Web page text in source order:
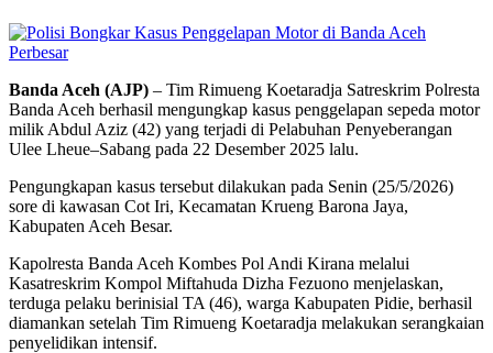
Perbesar
Banda Aceh (AJP) – Tim Rimueng Koetaradja Satreskrim Polresta
Banda Aceh berhasil mengungkap kasus penggelapan sepeda motor
milik Abdul Aziz (42) yang terjadi di Pelabuhan Penyeberangan
Ulee Lheue–Sabang pada 22 Desember 2025 lalu.
Pengungkapan kasus tersebut dilakukan pada Senin (25/5/2026)
sore di kawasan Cot Iri, Kecamatan Krueng Barona Jaya,
Kabupaten Aceh Besar.
Kapolresta Banda Aceh Kombes Pol Andi Kirana melalui
Kasatreskrim Kompol Miftahuda Dizha Fezuono menjelaskan,
terduga pelaku berinisial TA (46), warga Kabupaten Pidie, berhasil
diamankan setelah Tim Rimueng Koetaradja melakukan serangkaian
penyelidikan intensif.